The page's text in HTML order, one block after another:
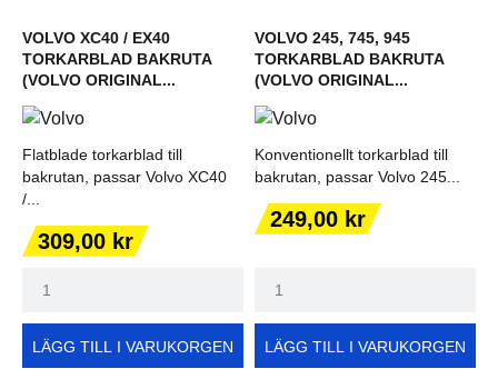
VOLVO XC40 / EX40
TORKARBLAD BAKRUTA
(VOLVO ORIGINAL...
Flatblade torkarblad till
bakrutan, passar Volvo XC40
/...
Pris
309,00 kr
LÄGG TILL I VARUKORGEN
VOLVO 245, 745, 945
TORKARBLAD BAKRUTA
(VOLVO ORIGINAL...
Konventionellt torkarblad till
bakrutan, passar Volvo 245...
Pris
249,00 kr
LÄGG TILL I VARUKORGEN